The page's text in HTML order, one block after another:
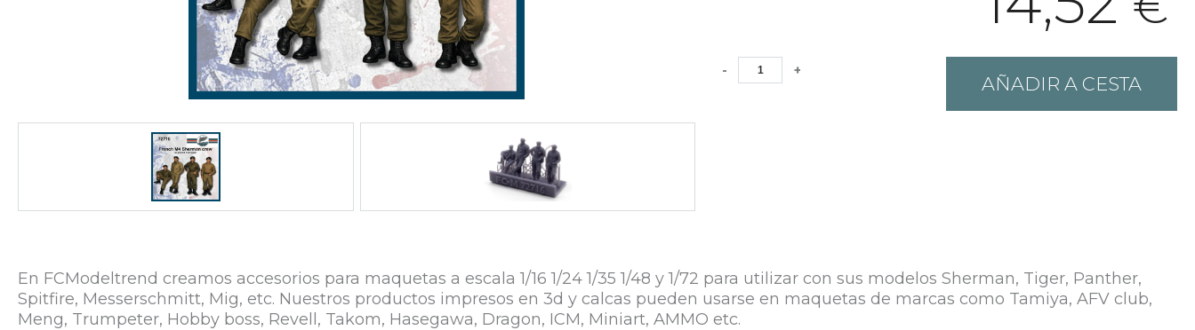
- +
AÑADIR A CESTA
En FCModeltrend creamos accesorios para maquetas a escala 1/16 1/24 1/35 1/48 y 1/72 para utilizar con sus modelos Sherman, Tiger, Panther,
Spitfire, Messerschmitt, Mig, etc. Nuestros productos impresos en 3d y calcas pueden usarse en maquetas de marcas como Tamiya, AFV club,
Meng, Trumpeter, Hobby boss, Revell, Takom, Hasegawa, Dragon, ICM, Miniart, AMMO etc.